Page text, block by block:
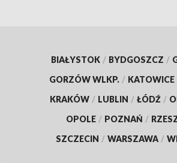
BIAŁYSTOK / BYDGOSZCZ /
GORZÓW WLKP. / KATOWICE
KRAKÓW / LUBLIN / ŁÓDŹ /
OPOLE / POZNAŃ /
SZCZECIN / WARSZAWA /